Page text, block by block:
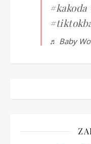
#kakoda
♬ Baby